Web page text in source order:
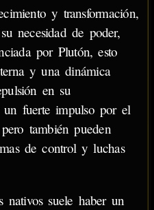
y transformación,
necesidad de poder,
por Plutón, esto
y una dinámica
en su
un fuerte impulso por el
también pueden
de control y luchas
nativos suele haber un